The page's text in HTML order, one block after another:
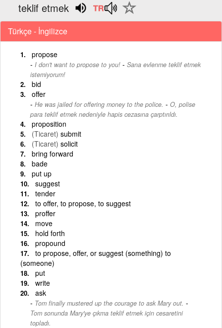
teklif etmek
Türkçe - İngilizce
propose
I don't want to propose to you! - Sana evlenme teklif etmek
istemiyorum!
bid
offer
He was jailed for offering money to the police. - O, polise
para teklif etmek nedeniyle hapis cezasına çarptırıldı.
proposition
(Ticaret) submit
(Ticaret) solicit
bring forward
bade
put up
suggest
tender
to offer, to propose, to suggest
proffer
move
hold forth
propound
to propose, offer, or suggest (something) to
(someone)
put
write
ask
Tom finally mustered up the courage to ask Mary out. -
Tom sonunda Mary'ye çıkma teklif etmek için cesaretini
topladı.